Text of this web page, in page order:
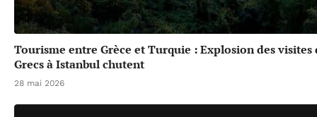
Tourisme entre Grèce et Turquie : Explosion des
Grecs à Istanbul chutent
28 mai 2026